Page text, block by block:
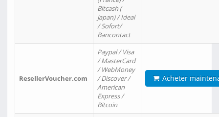
Bitcash (
Japan) / Ideal
/ Sofort/
Bancontact
ResellerVoucher.com
Paypal / Visa
/ MasterCard
/ WebMoney
/ Discover /
American
Express /
Bitcoin
Acheter